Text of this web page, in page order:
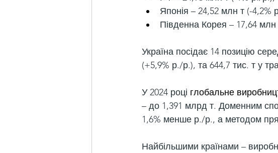
Японія – 24,52 млн т (-4,2%
Південна Корея – 17,64 млн
Україна посідає 14 позицію
(+5,9% р./р.), та 644,7 тис. т у
У 2024 році глобальне
– до 1,391 млрд т. Доменним
1,6% менше р./р., а методом
Найбільшими країнами –